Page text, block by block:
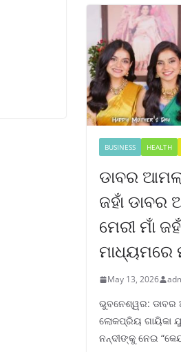
BUSINESS HEALTH
ଡାବର
ଜହାଁ ଡାବର
ମେରୀ ମାଁ
ମାଧ୍ୟମରେ
May 13, 2026
ଭୁବନେଶ୍ୱର: ଡାବର
ଲୋକପ୍ରିୟ ଗାୟିକା
ନନ୍ଦୀଙ୍କୁ ନେଇ